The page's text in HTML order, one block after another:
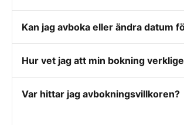
Kan jag avboka eller ändra datum
Hur vet jag att min bokning
Var hittar jag avbokningsvillkoren?